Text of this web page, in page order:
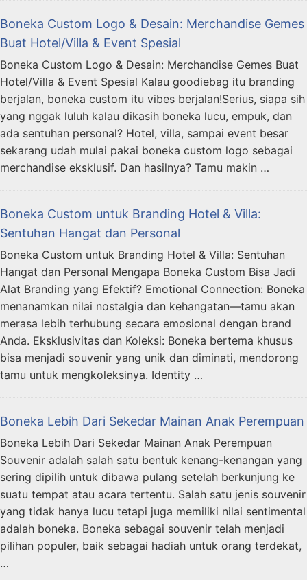
Boneka Custom Logo & Desain: Merchandise Gemes
Buat Hotel/Villa & Event Spesial
Boneka Custom Logo & Desain: Merchandise Gemes Buat
Hotel/Villa & Event Spesial Kalau goodiebag itu branding
berjalan, boneka custom itu vibes berjalan!Serius, siapa sih
yang nggak luluh kalau dikasih boneka lucu, empuk, dan
ada sentuhan personal? Hotel, villa, sampai event besar
sekarang udah mulai pakai boneka custom logo sebagai
merchandise eksklusif. Dan hasilnya? Tamu makin …
Boneka Custom untuk Branding Hotel & Villa:
Sentuhan Hangat dan Personal
Boneka Custom untuk Branding Hotel & Villa: Sentuhan
Hangat dan Personal Mengapa Boneka Custom Bisa Jadi
Alat Branding yang Efektif? Emotional Connection: Boneka
menanamkan nilai nostalgia dan kehangatan—tamu akan
merasa lebih terhubung secara emosional dengan brand
Anda. Eksklusivitas dan Koleksi: Boneka bertema khusus
bisa menjadi souvenir yang unik dan diminati, mendorong
tamu untuk mengkoleksinya. Identity …
Boneka Lebih Dari Sekedar Mainan Anak Perempuan
Boneka Lebih Dari Sekedar Mainan Anak Perempuan
Souvenir adalah salah satu bentuk kenang-kenangan yang
sering dipilih untuk dibawa pulang setelah berkunjung ke
suatu tempat atau acara tertentu. Salah satu jenis souvenir
yang tidak hanya lucu tetapi juga memiliki nilai sentimental
adalah boneka. Boneka sebagai souvenir telah menjadi
pilihan populer, baik sebagai hadiah untuk orang terdekat,
…